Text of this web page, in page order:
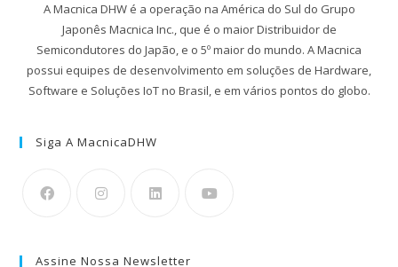
A Macnica DHW é a operação na América do Sul do Grupo
Japonês Macnica Inc., que é o maior Distribuidor de
Semicondutores do Japão, e o 5º maior do mundo. A Macnica
possui equipes de desenvolvimento em soluções de Hardware,
Software e Soluções IoT no Brasil, e em vários pontos do globo.
Siga A MacnicaDHW
Assine Nossa Newsletter